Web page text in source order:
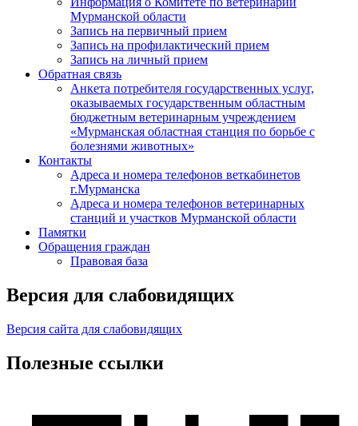
Мурманской области
Запись на первичный прием
Запись на профилактический прием
Запись на личный прием
Обратная связь
Анкета потребителя государственных услуг,
оказываемых государственным областным
бюджетным ветеринарным учреждением
«Мурманская областная станция по борьбе с
болезнями животных»
Контакты
Адреса и номера телефонов веткабинетов
г.Мурманска
Адреса и номера телефонов ветеринарных
станций и участков Мурманской области
Памятки
Обращения граждан
Правовая база
Версия для слабовидящих
Версия сайта для слабовидящих
Полезные ссылки